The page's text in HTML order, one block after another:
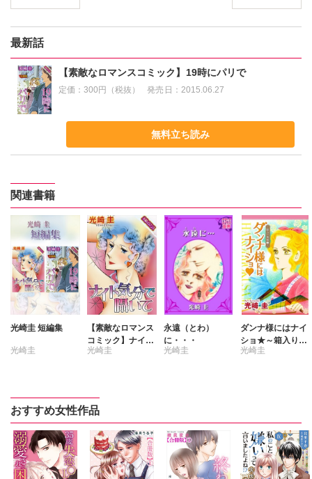
最新話
【素敵なロマンスコミック】19時にパリで
定価：300円（税抜） 発売日： 2015.06.27
無料立ち読み
関連書籍
光崎圭 短編集
光崎圭
【素敵なロマンス
コミック】ナイト
気分で囁いて
光崎圭
永遠（とわ）
に・・・
光崎圭
ダンナ様にはナイ
ショ★～箱入り奥
様～3
光崎圭
おすすめ女性作品